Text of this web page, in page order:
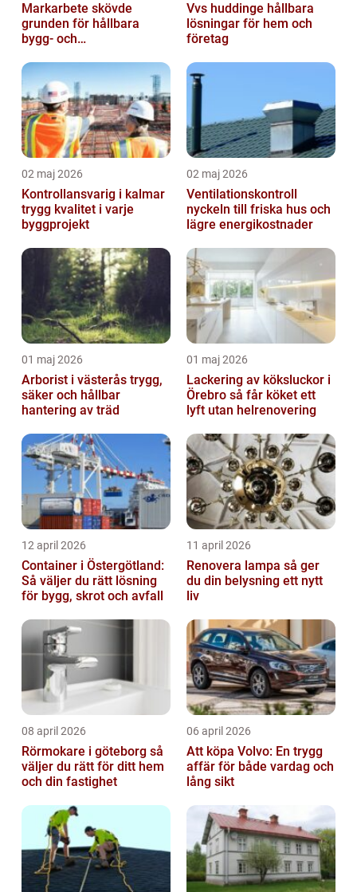
Markarbete skövde
grunden för hållbara
bygg- och
Vvs huddinge hållbara
lösningar för hem och
företag
02 maj 2026
Kontrollansvarig i kalmar
trygg kvalitet i varje
byggprojekt
02 maj 2026
Ventilationskontroll
nyckeln till friska hus och
lägre energikostnader
01 maj 2026
Arborist i västerås trygg,
säker och hållbar
hantering av träd
01 maj 2026
Lackering av köksluckor i
Örebro så får köket ett
lyft utan helrenovering
12 april 2026
Container i Östergötland:
Så väljer du rätt lösning
för bygg, skrot och avfall
11 april 2026
Renovera lampa så ger
du din belysning ett nytt
liv
08 april 2026
Rörmokare i göteborg så
väljer du rätt för ditt hem
och din fastighet
06 april 2026
Att köpa Volvo: En trygg
affär för både vardag och
lång sikt